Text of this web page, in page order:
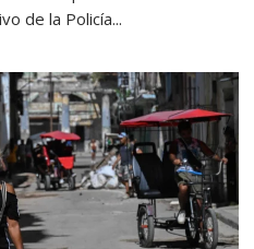
de la Policía...